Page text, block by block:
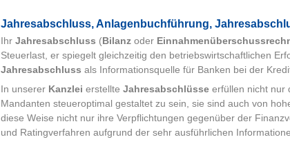
Jah­res­ab­schluss, Anlagenbuchführung,
Ihr Jahresabschluss (Bilanz oder
Steuerlast, er spiegelt gleichzeitig den betriebswirtschaftlichen
Jahresabschluss als Informationsquelle für Banken bei der
In unserer Kanzlei erstellte Jahresabschlüsse erfüllen nicht nur
Mandanten steueroptimal gestaltet zu sein, sie sind auch von
diese Weise nicht nur ihre Verpflichtungen gegenüber der
und Ratingverfahren aufgrund der sehr ausführlichen